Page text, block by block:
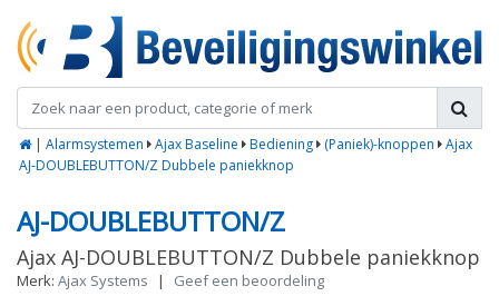
| Alarmsystemen Ajax Baseline Bediening (Paniek)-knoppen
Ajax
AJ-DOUBLEBUTTON/Z Dubbele paniekknop
AJ-DOUBLEBUTTON/Z
Ajax AJ-DOUBLEBUTTON/Z Dubbele paniekknop
Merk: Ajax Systems | Geef een beoordeling